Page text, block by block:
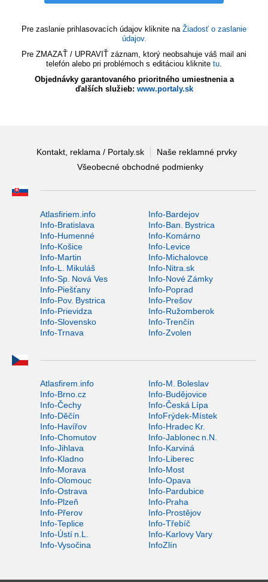
Pre zaslanie prihlasovacích údajov kliknite na Žiadosť o zaslanie
údajov.
Pre ZMAZAŤ / UPRAVIŤ záznam, ktorý neobsahuje váš mail ani
telefón alebo pri problémoch s editáciou kliknite tu.
Objednávky garantovaného prioritného umiestnenia a
ďalších služieb: www.portaly.sk
Kontakt, reklama / Portaly.sk
Naše reklamné prvky
Všeobecné obchodné podmienky
Atlasfiriem.info
Info-Bardejov
Info-Bratislava
Info-Ban. Bystrica
Info-Humenné
Info-Komárno
Info-Košice
Info-Levice
Info-Martin
Info-Michalovce
Info-L. Mikuláš
Info-Nitra.sk
Info-Sp. Nová Ves
Info-Nové Zámky
Info-Piešťany
Info-Poprad
Info-Pov. Bystrica
Info-Prešov
Info-Prievidza
Info-Ružomberok
Info-Slovensko
Info-Trenčín
Info-Trnava
Info-Zvolen
Atlasfirem.info
Info-M. Boleslav
Info-Brno.cz
Info-Budějovice
Info-Čechy
Info-Česká Lípa
Info-Děčín
InfoFrýdek-Místek
Info-Havířov
Info-Hradec Kr.
Info-Chomutov
Info-Jablonec n.N.
Info-Jihlava
Info-Karviná
Info-Kladno
Info-Liberec
Info-Morava
Info-Most
Info-Olomouc
Info-Opava
Info-Ostrava
Info-Pardubice
Info-Plzeň
Info-Praha
Info-Přerov
Info-Prostějov
Info-Teplice
Info-Třebíč
Info-Ústí n.L.
Info-Karlovy Vary
Info-Vysočina
InfoZlín